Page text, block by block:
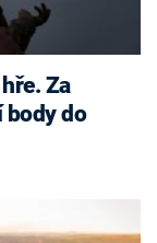
Za
body do